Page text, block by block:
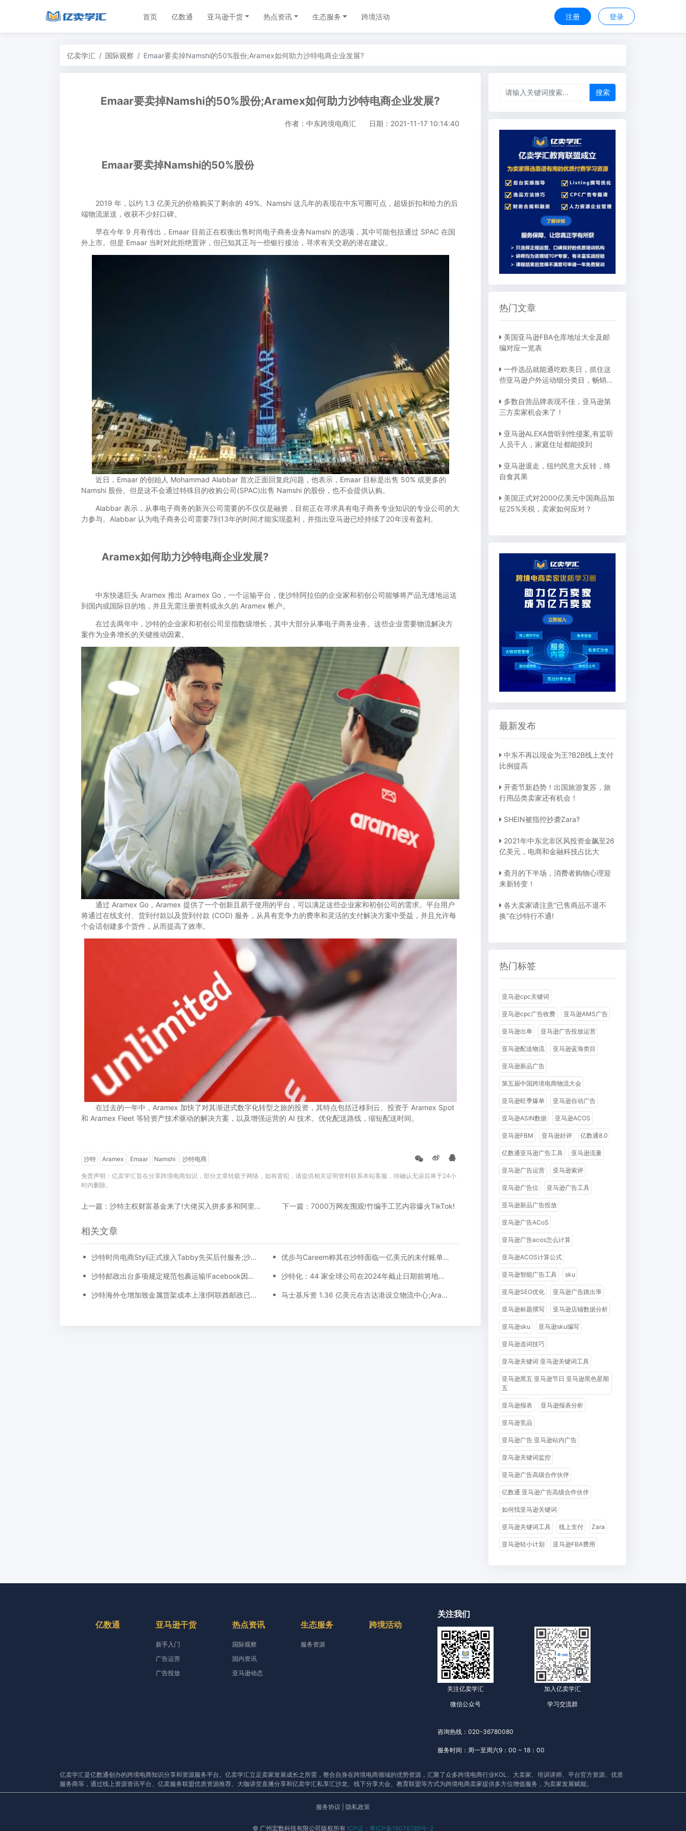
首页 亿数通 亚马逊干货 热点资讯 生态服务 跨境活动 注册 登录
亿卖学汇 国际观察 Emaar要卖掉Namshi的50%股份;Aramex如何助力沙特电商企业发展?
Emaar要卖掉Namshi的50%股份;Aramex如何助力沙特电商企业发展?
作者：中东跨境电商汇 日期：2021-11-17 10:14:40
Emaar要卖掉Namshi的50%股份
2019 年，以约 1.3 亿美元的价格购买了剩余的 49%。Namshi 这几年的表现在中东可圈可点，超级折扣和给力的后
端物流派送，收获不少好口碑。
早在今年 9 月有传出，Emaar 目前正在权衡出售时尚电子商务业务Namshi 的选项，其中可能包括通过 SPAC 在国
外上市。但是 Emaar 当时对此拒绝置评，但已知其正与一些银行接洽，寻求有关交易的潜在建议。
近日，Emaar 的创始人 Mohammad Alabbar 首次正面回复此问题，他表示，Emaar 目标是出售 50% 或更多的
Namshi 股份。但是这不会通过特殊目的收购公司(SPAC)出售 Namshi 的股份，也不会提供认购。
Alabbar 表示，从事电子商务的新兴公司需要的不仅仅是融资，目前正在寻求具有电子商务专业知识的专业公司的大
力参与。Alabbar 认为电子商务公司需要7到13年的时间才能实现盈利，并指出亚马逊已经持续了20年没有盈利。
Aramex如何助力沙特电商企业发展?
中东快递巨头 Aramex 推出 Aramex Go，一个运输平台，使沙特阿拉伯的企业家和初创公司能够将产品无缝地运送
到国内或国际目的地，并且无需注册资料或永久的 Aramex 帐户。
在过去两年中，沙特的企业家和初创公司呈指数级增长，其中大部分从事电子商务业务。这些企业需要物流解决方
案作为业务增长的关键推动因素。
通过 Aramex Go，Aramex 提供了一个创新且易于使用的平台，可以满足这些企业家和初创公司的需求。平台用户
将通过在线支付、货到付款以及货到付款 (COD) 服务，从具有竞争力的费率和灵活的支付解决方案中受益，并且允许每
个会话创建多个货件，从而提高了效率。
在过去的一年中，Aramex 加快了对其渐进式数字化转型之旅的投资，其特点包括迁移到云、投资于 Aramex Spot
和 Aramex Fleet 等轻资产技术驱动的解决方案，以及增强运营的 AI 技术。优化配送路线，缩短配送时间。
沙特 Aramex Emaar Namshi 沙特电商
免责声明：亿卖学汇旨在分享跨境电商知识，部分文章转载于网络，如有冒犯，请提供相关证明资料联系本站客服，待确认无误后将于24小
时内删除。
上一篇：沙特主权财富基金来了!大佬买入拼多多和阿里股份 下一篇：7000万网友围观!竹编手工艺内容爆火TikTok!
相关文章
沙特时尚电商Styli正式接入Tabby先买后付服务;沙特利雅得申办2030年世博会
沙特邮政出台多项规定规范包裹运输!​Facebook因中东用户对品牌信任度下降而计划改名！
沙特海外仓增加致金属货架成本上涨!阿联酋邮政已为亚马逊递送150万个包裹!
优步与Careem称其在沙特面临一亿美元的未付账单!卡塔尔与欧盟签署全面航空运输协议
沙特化：44 家全球公司在2024年截止日期前将地区总部迁至利雅得
马士基斥资 1.36 亿美元在吉达港设立物流中心;Aramex沙特新开物流中心，直连沙特海关系统加速清关派送
搜索
热门文章
美国亚马逊FBA仓库地址大全及邮
编对应一览表
一件选品就能通吃欧美日，抓住这
些亚马逊户外运动细分类目，畅销全
多数自营品牌表现不佳，亚马逊第
三方卖家机会来了！
亚马逊ALEXA曾听到性侵案,有监听
人员千人，家庭住址都能摸到
亚马逊退走，纽约民意大反转，终
自食其果
美国正式对2000亿美元中国商品加
征25%关税，卖家如何应对？
最新发布
中东不再以现金为王?B2B线上支付
比例提高
开斋节新趋势！出国旅游复苏，旅
行用品类卖家还有机会！
SHEIN被指控抄袭Zara?
2021年中东北非区风投资金飙至26
亿美元，电商和金融科技占比大
斋月的下半场，消费者购物心理迎
来新转变！
各大卖家请注意“已售商品不退不
换”在沙特行不通!
热门标签
亚马逊cpc关键词
亚马逊cpc广告收费 亚马逊AMS广告
亚马逊出单 亚马逊广告投放运营
亚马逊配送物流 亚马逊蓝海类目
亚马逊新品广告
第五届中国跨境电商物流大会
亚马逊旺季爆单 亚马逊自动广告
亚马逊ASIN数据 亚马逊ACOS
亚马逊FBM 亚马逊好评 亿数通8.0
亿数通亚马逊广告工具 亚马逊流量
亚马逊广告运营 亚马逊索评
亚马逊广告位 亚马逊广告工具
亚马逊新品广告投放
亚马逊广告ACoS
亚马逊广告acos怎么计算
亚马逊ACOS计算公式
亚马逊智能广告工具 sku
亚马逊SEO优化 亚马逊广告跳出率
亚马逊标题撰写 亚马逊店铺数据分析
亚马逊sku 亚马逊sku编写
亚马逊选词技巧
亚马逊关键词 亚马逊关键词工具
亚马逊黑五 亚马逊节日 亚马逊黑色星期
五
亚马逊报表 亚马逊报表分析
亚马逊竞品
亚马逊广告 亚马逊站内广告
亚马逊关键词监控
亚马逊广告高级合作伙伴
亿数通 亚马逊广告高级合作伙伴
如何找亚马逊关键词
亚马逊关键词工具 线上支付 Zara
亚马逊轻小计划 亚马逊FBA费用
亿数通 亚马逊干货
新手入门
广告运营
广告投放
热点资讯
国际观察
国内资讯
亚马逊动态
生态服务
服务资源
跨境活动
关注我们
关注亿卖学汇
微信公众号
加入亿卖学汇
学习交流群
咨询热线：020-36780080
服务时间：周一至周六9：00 ~ 18：00
亿卖学汇是亿数通创办的跨境电商知识分享和资源服务平台。亿卖学汇立足卖家发展成长之所需，整合自身在跨境电商领域的优势资源，汇聚了众多跨境电商行业KOL、大卖家、培训讲师、平台官方资源、优质
服务商等，通过线上资源资讯平台、亿卖服务联盟优质资源推荐、大咖讲堂直播分享和亿卖学汇私享汇沙龙、线下分享大会、教育联盟等方式为跨境电商卖家提供多方位增值服务，为卖家发展赋能。
服务协议 隐私政策
© 广州宏数科技有限公司版权所有 ICP证：粤ICP备18076789号-2